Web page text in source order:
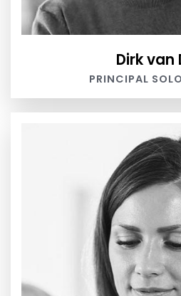
Dirk van
PRINCIPAL